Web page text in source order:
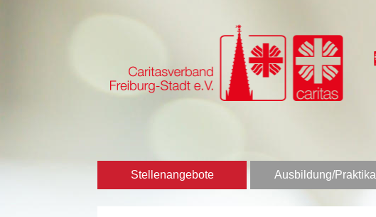
Stellenangebote Ausbildung/Praktika